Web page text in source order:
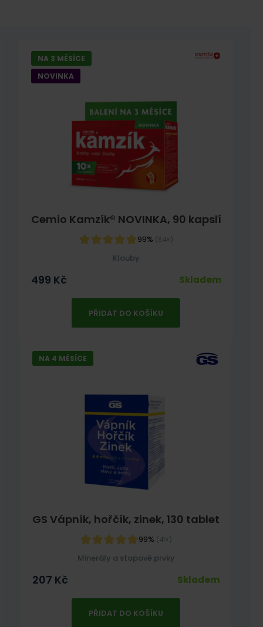
Cemio Kamzík® NOVINKA, 90 kapslí
99% (64×)
NA 3 MĚSÍCE
NOVINKA
Klouby
499 Kč Skladem
PŘIDAT DO KOŠÍKU
GS Vápník, hořčík, zinek, 130 tablet
99% (41×)
NA 4 MĚSÍCE
Minerály a stopové prvky
207 Kč Skladem
PŘIDAT DO KOŠÍKU